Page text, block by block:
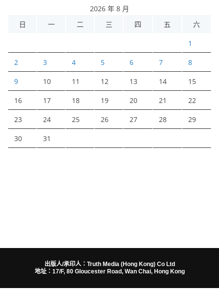
2026 年 8 月
日
一 二 三 四 五 六
1
2 3 4 5 6 7 8
9 10 11 12 13 14 15
16 17 18 19 20 21 22
23 24 25 26 27 28 29
30 31
出版人/承印人：Truth Media (Hong Kong) Co Ltd
地址：17/F, 80 Gloucester Road, Wan Chai, Hong Kong